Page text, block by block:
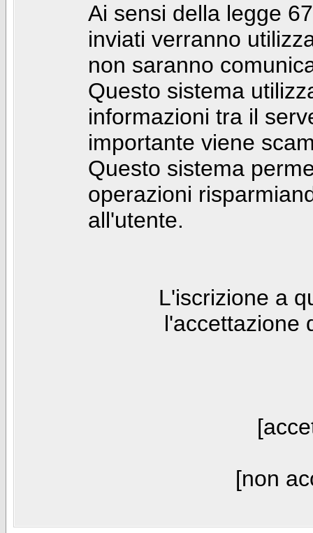
Ai sensi della legge
inviati verranno
non saranno
Questo sistema
informazioni tra il
importante viene
Questo sistema
operazioni
all'utente.
L'iscrizione a
l'accettazione
[non